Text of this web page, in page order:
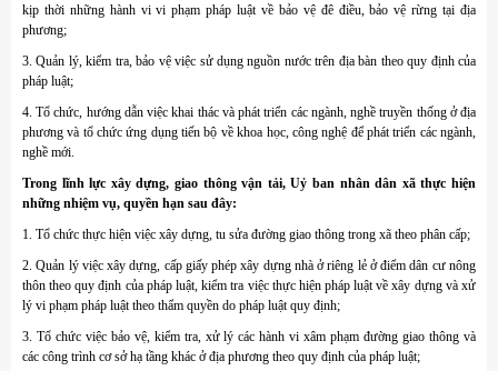
kịp thời những hành vi vi phạm pháp luật về bảo vệ đê điều, bảo vệ rừng tại địa
phương;
3. Quản lý, kiểm tra, bảo vệ việc sử dụng nguồn nước trên địa bàn theo quy định của
pháp luật;
4. Tổ chức, hướng dẫn việc khai thác và phát triển các ngành, nghề truyền thống ở địa
phương và tổ chức ứng dụng tiến bộ về khoa học, công nghệ để phát triển các ngành,
nghề mới.
Trong lĩnh lực xây dựng, giao thông vận tải, Uỷ ban nhân dân xã thực hiện
những nhiệm vụ, quyền hạn sau đây:
1. Tổ chức thực hiện việc xây dựng, tu sửa đường giao thông trong xã theo phân cấp;
2. Quản lý việc xây dựng, cấp giấy phép xây dựng nhà ở riêng lẻ ở điểm dân cư nông
thôn theo quy định của pháp luật, kiểm tra việc thực hiện pháp luật về xây dựng và xử
lý vi phạm pháp luật theo thẩm quyền do pháp luật quy định;
3. Tổ chức việc bảo vệ, kiểm tra, xử lý các hành vi xâm phạm đường giao thông và
các công trình cơ sở hạ tầng khác ở địa phương theo quy định của pháp luật;